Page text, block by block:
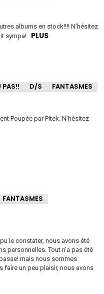
albums en stock!!!! N’hésitez
sympa! PLUS
PAS!! D/S FANTASMES
Poupée par Pitek. N’hésitez
FANTASMES
le constater, nous avons été
personnelles. Tout n’a pas été
mais nous sommes
faire un peu plaisir, nous avons